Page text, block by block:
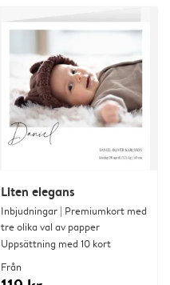
Liten elegans
Inbjudningar | Premiumkort med
tre olika val av papper
Uppsättning med 10 kort
Från